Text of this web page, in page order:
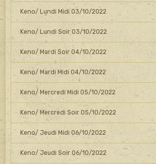
Keno/ Lundi Midi 03/10/2022
Keno/ Lundi Soir 03/10/2022
Keno/ Mardi Soir 04/10/2022
Keno/ Mardi Midi 04/10/2022
Keno/ Mercredi Midi 05/10/2022
Keno/ Mercredi Soir 05/10/2022
Keno/ Jeudi Midi 06/10/2022
Keno/ Jeudi Soir 06/10/2022